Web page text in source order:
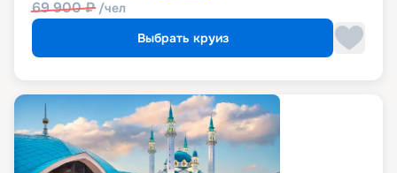
69 900₽ /чел
Выбрать круиз